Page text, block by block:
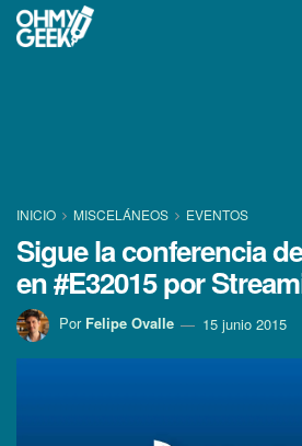
INICIO MISCELÁNEOS EVENTOS
Sigue la conferencia
en #E32015 por
Por Felipe Ovalle 15 junio 2015